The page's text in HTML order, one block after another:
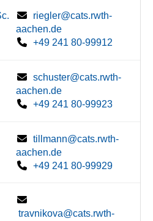
riegler@cats.rwth-
aachen.de
+49 241 80-99912
schuster@cats.rwth-
aachen.de
+49 241 80-99923
tillmann@cats.rwth-
aachen.de
+49 241 80-99929
travnikova@cats.rwth-